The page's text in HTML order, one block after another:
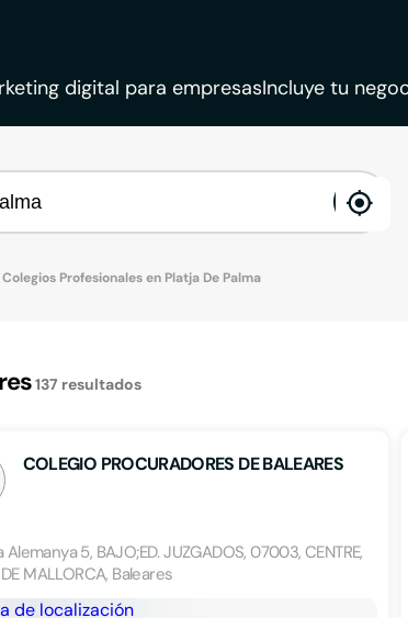
digital para empresasIncluye tu
Colegios Profesionales en Platja De Palma
137 resultados
COLEGIO PROCURADORES DE BALEARES
5, BAJO;ED. JUZGADOS, 07003, CENTRE,
MALLORCA, Baleares